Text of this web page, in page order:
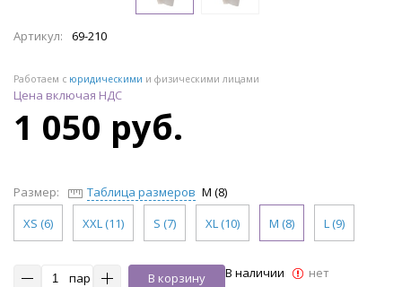
Артикул: 69-210
Работаем с юридическими и физическими лицами
Цена включая НДС
1 050 руб.
Размер: Таблица размеров M (8)
XS (6)
XXL (11) S (7) XL (10) M (8) L (9)
пар В корзину В наличии нет